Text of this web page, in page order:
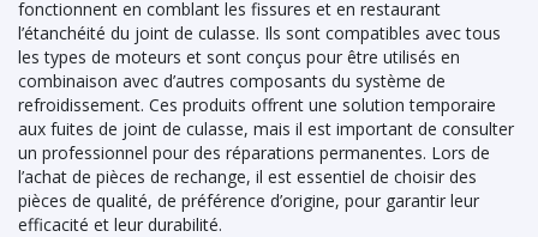
fonctionnent en comblant les fissures et en restaurant
l’étanchéité du joint de culasse. Ils sont compatibles avec tous
les types de moteurs et sont conçus pour être utilisés en
combinaison avec d’autres composants du système de
refroidissement. Ces produits offrent une solution temporaire
aux fuites de joint de culasse, mais il est important de consulter
un professionnel pour des réparations permanentes. Lors de
l’achat de pièces de rechange, il est essentiel de choisir des
pièces de qualité, de préférence d’origine, pour garantir leur
efficacité et leur durabilité.